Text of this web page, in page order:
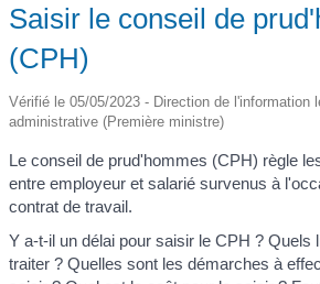
Saisir le conseil de
(CPH)
Vérifié le 05/05/2023 - Direction de l'information
administrative (Première ministre)
Le conseil de prud'hommes (CPH) règle
entre employeur et salarié survenus à
contrat de travail.
Y a-t-il un délai pour saisir le CPH ? Quels
traiter ? Quelles sont les démarches à